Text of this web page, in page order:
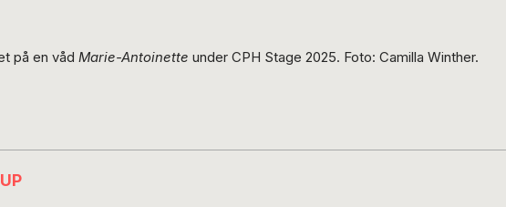
på en vådMarie-Antoinette under CPH Stage 2025. Foto: Camilla Winther.